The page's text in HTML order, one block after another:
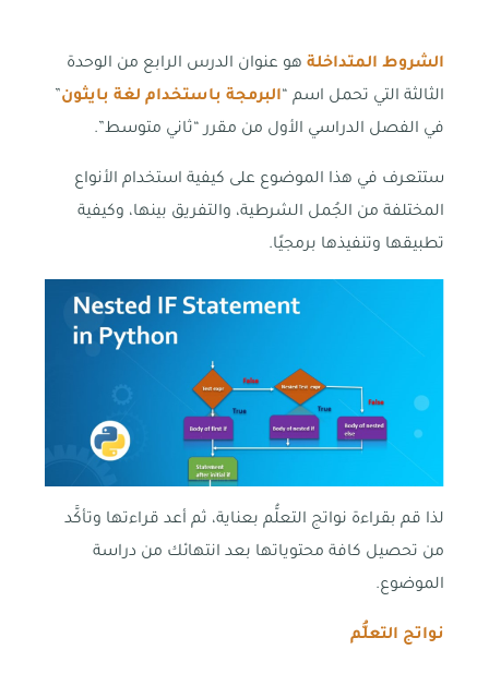
الشروط المتداخلة هو عنوان الدرس الرابع من الوحدة
الثالثة التي تحمل اسم “البرمجة باستخدام لغة بايثون”
في الفصل الدراسي الأول من مقرر “ثاني متوسط”.
ستتعرف في هذا الموضوع على كيفية استخدام الأنواع
المختلفة من الجُمل الشرطية، والتفريق بينها، وكيفية
تطبيقها وتنفيذها برمجيًا.
لذا قم بقراءة نواتج التعلُّم بعناية، ثم أعد قراءتها وتأكَّد
من تحصيل كافة محتوياتها بعد انتهائك من دراسة
الموضوع.
نواتج التعلُّم